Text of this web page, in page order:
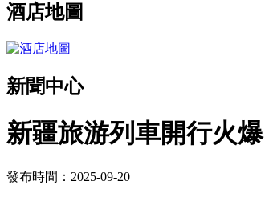
酒店地圖
新聞中心
新疆旅游列車開行火
發布時間：2025-09-20